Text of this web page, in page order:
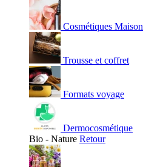
Cosmétiques Maison
Trousse et coffret
Formats voyage
Dermocosmétique
Bio - Nature Retour